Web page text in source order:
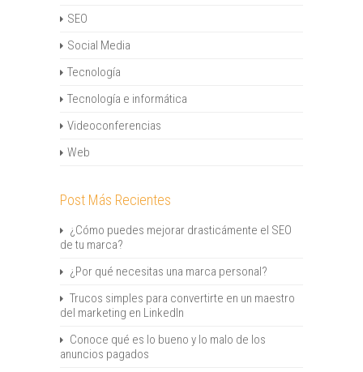
SEO
Social Media
Tecnología
Tecnología e informática
Videoconferencias
Web
Post Más Recientes
¿Cómo puedes mejorar drasticámente el SEO
de tu marca?
¿Por qué necesitas una marca personal?
Trucos simples para convertirte en un maestro
del marketing en LinkedIn
Conoce qué es lo bueno y lo malo de los
anuncios pagados